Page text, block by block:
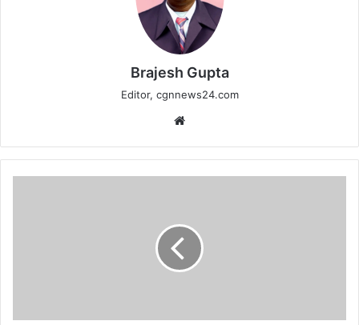
Brajesh Gupta
Editor, cgnnews24.com
ऐप